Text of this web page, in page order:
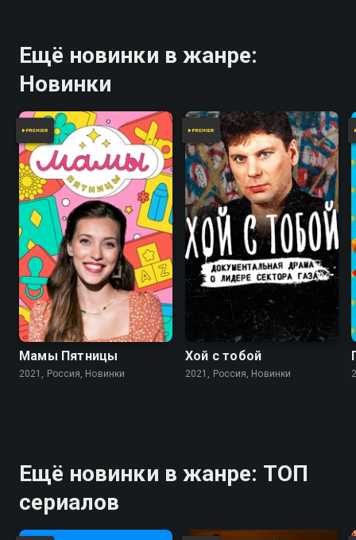
Ещё новинки в жанре:
Новинки
Мамы Пятницы
2021, Россия, Новинки
Хой с тобой
2021, Россия, Новинки
Ещё новинки в жанре: ТОП
сериалов